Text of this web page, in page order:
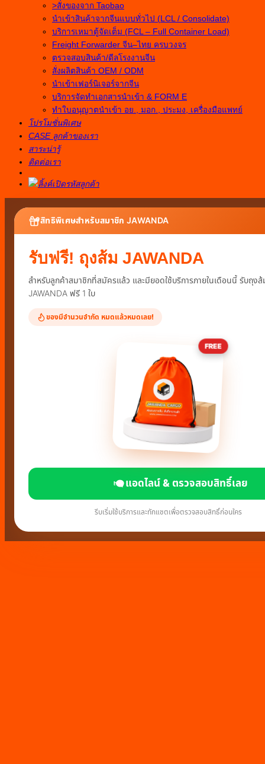
>สั่งของจาก Taobao
นำเข้าสินค้าจากจีนแบบทั่วไป (LCL / Consolidate)
บริการเหมาตู้จัดเต็ม (FCL – Full Container Load)
Freight Forwarder จีน–ไทย ครบวงจร
ตรวจสอบสินค้า/ดีลโรงงานจีน
สั่งผลิตสินค้า OEM / ODM
นำเข้าเฟอร์นิเจอร์จากจีน
บริการจัดทำเอกสารนำเข้า & FORM E
ทำใบอนุญาตนำเข้า อย., มอก., ประมง, เครื่องมือแพทย์
โปรโมชั่นพิเศษ
CASE ลูกค้าของเรา
สาระน่ารู้
ติดต่อเรา
สิทธิพิเศษสำหรับสมาชิก JAWANDA
รับฟรี! ถุงส้ม JAWANDA
สำหรับลูกค้าสมาชิกที่สมัครแล้ว และมียอดใช้บริการภายในเดือนนี้ รับถุงส้
JAWANDA ฟรี 1 ใบ
ของมีจำนวนจำกัด หมดแล้วหมดเลย!
FREE
แอดไลน์ & ตรวจสอบสิทธิ์เลย
รีบเริ่มใช้บริการและทักแชตเพื่อตรวจสอบสิทธิ์ก่อนใคร